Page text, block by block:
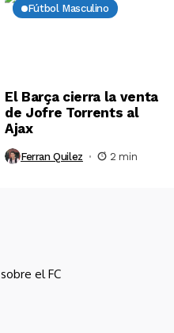
Fútbol Masculino
El Barça cierra la venta
de Jofre Torrents al
Ajax
Ferran Quilez 2 min
el FC